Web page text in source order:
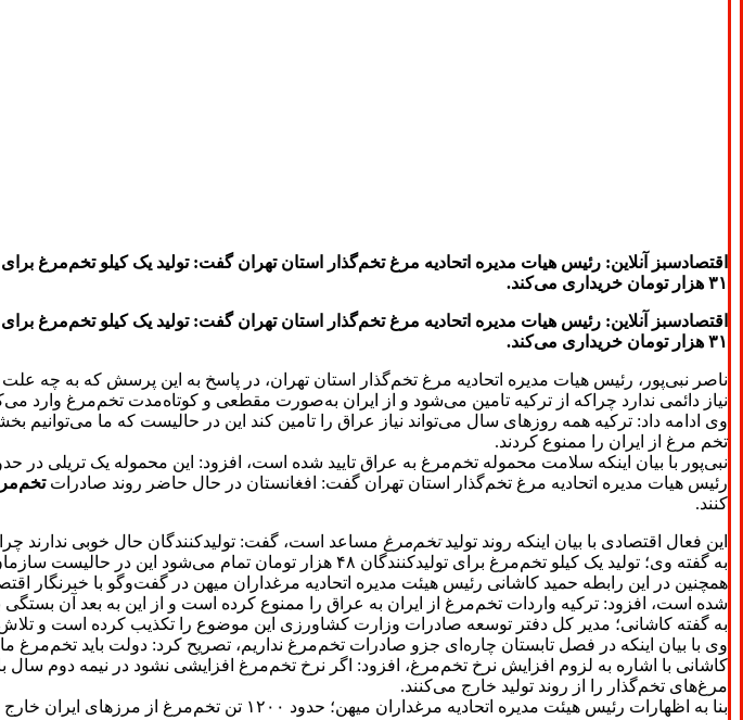
۳۱ هزار تومان خریداری می‌کند.
۳۱ هزار تومان خریداری می‌کند.
ناصر نبی‌پور، رئیس هیات مدیره اتحادیه مرغ تخم‌گذار استان تهران، در پاسخ به این پرسش که به چه
نیاز دائمی ندارد چراکه از ترکیه تامین می‌شود و از ایران به‌صورت مقطعی و کوتاه‌مدت تخم‌مرغ وارد
تخم ‌مرغ از ایران را ممنوع کردند.
نبی‌پور با بیان اینکه سلامت محموله تخم‌مرغ به عراق تایید شده است، افزود: این محموله یک تریلی در حدود ۲۷ تن بوده
رئیس هیات مدیره اتحادیه مرغ تخم‌گذار استان تهران گفت: افغانستان در حال حاضر روند صادرات
کنند.
این فعال اقتصادی با بیان اینکه روند تولیدتخم‌مرغ مساعد است، گفت: تولیدکنندگان حال خوبی ندارند چراکه قیمت تخم‌مرغ موجود در
به گفته وی؛ تولید یک کیلو تخم‌مرغ برای تولیدکنندگان ۴۸ هزار تومان تمام می‌شود این در حالیست سازمان پشیبانی امور دام کیلویی ۳۱ هزار تومان خریداری می‌کند.
همچنین در این رابطه حمید کاشانی رئیس هیئت مدیره اتحادیه مرغداران میهن در گفت‌وگو با خبرنگار
شده است، افزود: ترکیه واردات تخم‌مرغ از ایران به عراق را ممنوع کرده است و از این به بعد آن بستگی
به گفته کاشانی؛ مدیر کل دفتر توسعه صادرات وزارت کشاورزی این موضوع را تکذیب کرده است و تلاش
وی با بیان اینکه در فصل تابستان چاره‌ای جزو صادرات تخم‌مرغ نداریم، تصریح کرد: دولت باید تخم‌مرغ
کاشانی با اشاره به لزوم افزایش نرخ تخم‌مرغ، افزود: اگر نرخ تخم‌مرغ افزایشی نشود در نیمه دوم
مرغ‌های تخم‌گذار را از روند تولید خارج می‌کنند.
بنا به اظهارات رئیس هیئت مدیره اتحادیه مرغداران میهن؛ حدود ۱۲۰۰ تن تخم‌مرغ از مرزهای ایران خارج شده است. /ایلنا